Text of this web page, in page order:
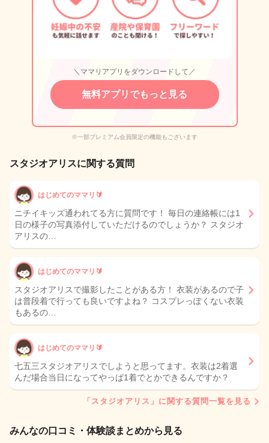
＼ママリアプリをダウンロードして／
無料アプリでもっと見る
※一部プレミアム会員限定の機能もございます
スタジオアリスに関する質問
はじめてのママリ🔰
ニチイキッズ通われてる方に質問です！ 毎日の連絡帳には1
日の様子の写真添付していただけるのでしょうか？ スタジオ
アリスの…
はじめてのママリ🔰
スタジオアリスで撮影したことがある方！ 衣装があるので子
は普段着で行っても良いですよね？ コスプレっぽくない衣装
もあるの…
はじめてのママリ🔰
七五三スタジオアリスでしようと思ってます。衣装は2着選
んだ場合当日になってやっぱ1着でとかできるんですか？
「スタジオアリス」に関する質問一覧を見る
みんなの口コミ・体験談まとめから見る